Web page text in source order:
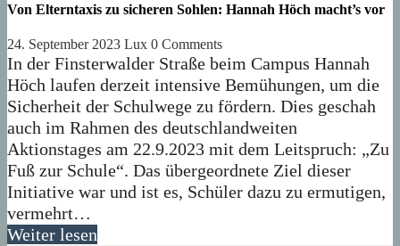
Von Elterntaxis zu sicheren Sohlen: Hannah Höch macht’s vor
24. September 2023 Lux 0 Comments
In der Finsterwalder Straße beim Campus Hannah
Höch laufen derzeit intensive Bemühungen, um die
Sicherheit der Schulwege zu fördern. Dies geschah
auch im Rahmen des deutschlandweiten
Aktionstages am 22.9.2023 mit dem Leitspruch: „Zu
Fuß zur Schule“. Das übergeordnete Ziel dieser
Initiative war und ist es, Schüler dazu zu ermutigen,
vermehrt…
Weiter lesen